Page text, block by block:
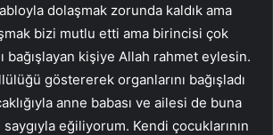
dolaşmak zorunda kaldık ama
bizi mutlu etti ama birincisi çok
bağışlayan kişiye Allah rahmet eylesin.
göstererek organlarını bağışladı
anne babası ve ailesi de buna
eğiliyorum. Kendi çocuklarının